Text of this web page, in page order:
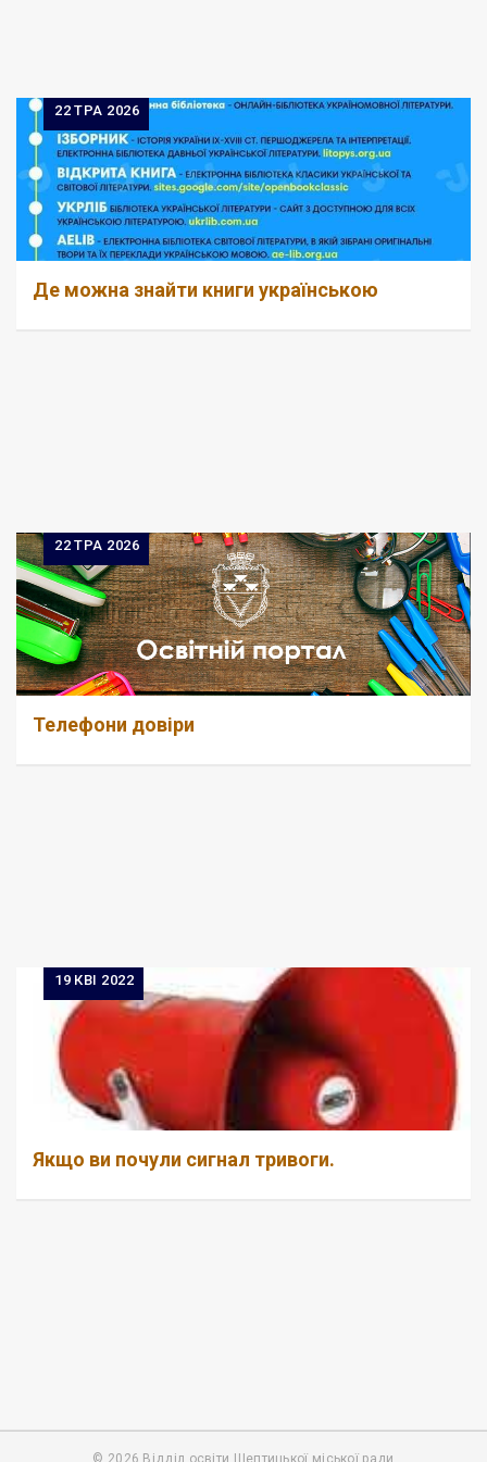
22 ТРА 2026
Де можна знайти книги українською
22 ТРА 2026
Телефони довіри
19 КВІ 2022
Якщо ви почули сигнал тривоги.
© 2026 Відділ освіти Шептицької міської ради